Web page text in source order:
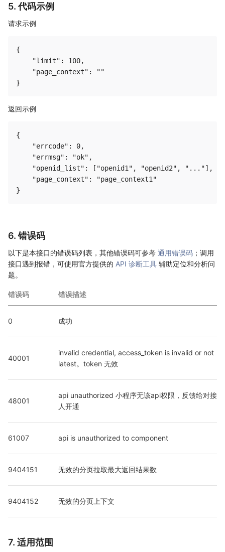
5. 代码示例
请求示例
{
    "limit": 100,
    "page_context": ""
返回示例
{
    "errcode": 0,
    "errmsg": "ok",
    "openid_list": ["openid1", "openid2", "..."],
    "page_context": "page_context1"
6. 错误码
以下是本接口的错误码列表，其他错误码可参考 通用错误码 ；调用
接口遇到报错，可使用官方提供的 API 诊断工具 辅助定位和分析问
题。
错误码 错误描述
0 成功
40001
invalid credential, access_token is invalid or not
latest。token 无效
48001
api unauthorized 小程序无该api权限，反馈给对接
人开通
61007 api is unauthorized to component
9404151 无效的分页拉取最大返回结果数
9404152 无效的分页上下文
7. 适用范围